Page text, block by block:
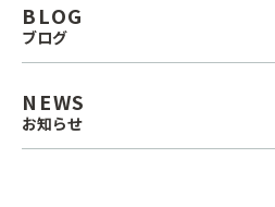
BLOG
ブログ
NEWS
お知らせ